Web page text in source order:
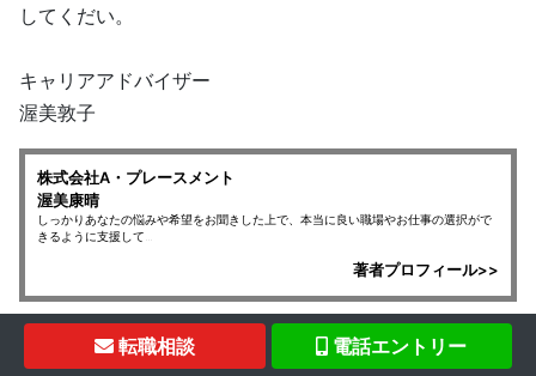
してくだい。
キャリアアドバイザー
渥美敦子
株式会社A・プレースメント
渥美康晴
しっかりあなたの悩みや希望をお聞きした上で、本当に良い職場やお仕事の選択がで
きるように支援して...
著者プロフィール>>
転職相談 電話エントリー